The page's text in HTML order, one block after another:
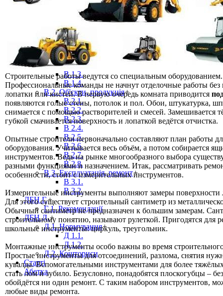
Б 2. Планування+
Б 2.1.
Б 2.2.
Б 2.4.
ДБН В.+
В 1. Вимоги+
В 1.1.
В 1.2.
В 1.3.
В 1.4.
В 2. Об'єкти, продукція+
В 2.1.
В 2.2.
В 2.3.
В 2.4.
В 2.5.
В 2.6.
В 2.7.
В 2.8.
В 3. Експлуатація, ремонт+
В 3.1.
В 3.2.
ДБН Г.+
Г 1. Рекомендації
ДБН Д.+
Д 1. Нормування+
Д 1.1.
Д 1.2.
Д 2. Кошториси
Статті
Абетка
Строительные работы ведутся со специальным оборудованием.
Профессиональные команды не начнут отделочные работы без
лопатки или кистей. В первую очередь комната приводится
появляются голые стены, потолок и пол. Обои, штукатурка,
снимается с помощью растворителей и смесей. Замешивается
губкой смачивается поверхность и лопаткой ведётся отчистка.
Опытные строители первоначально составляют план работы
оборудования. Учитывается весь объём, а потом собирается
инструментов. Ведь на рынке многообразного выбора
разными функциями и назначением. Итак, рассматривать
особенности, стоит с измерительных инструментов.
Измерительные инструменты выполняют замеры
Для этого существует строительный сантиметр из
Обычный сантиметр не предназначен к большим замерам.
строительному понятию, называют рулеткой. Пригодятся для
школьные инструменты: циркуль, треугольник.
Монтажные инструменты особо важны во время
Простые инструменты для отсоединений, разлома, снятия
кувалда. Вспомогательными инструментами для более
стать лом и зубило. Безусловно, понадобятся плоскогубцы –
обойдётся ни один ремонт. С таким набором инструментов,
любые виды ремонта.